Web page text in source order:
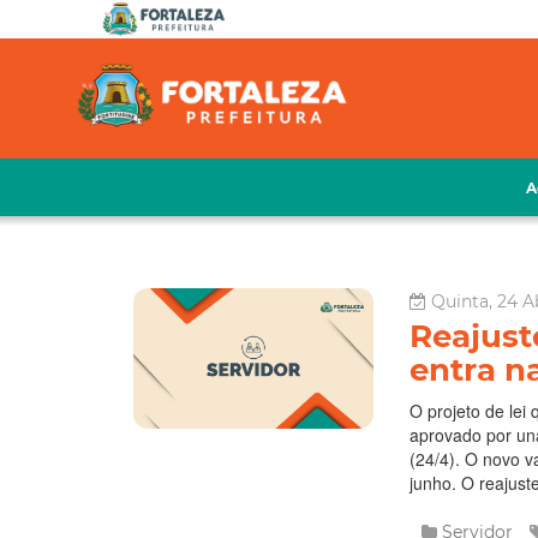
Quinta, 24
entra
O projeto de lei
aprovado por
(24/4). O novo
junho. O
Servidor